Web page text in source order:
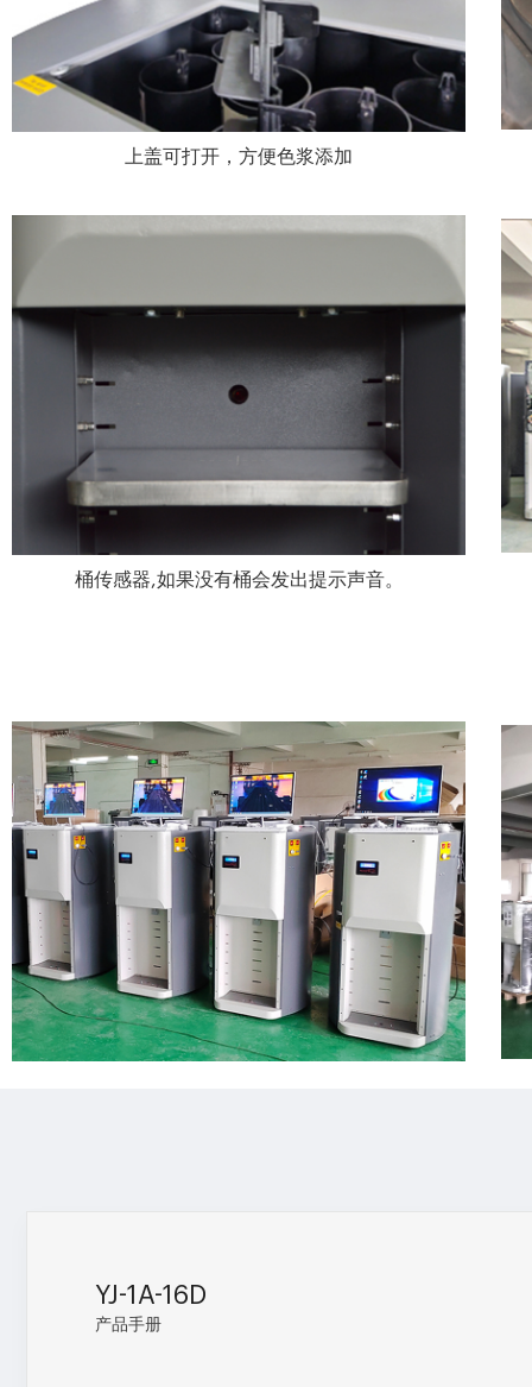
上盖可打开，方便色浆添加
桶传感器,如果没有桶会发出提示声音。
YJ-1A-16D
产品手册